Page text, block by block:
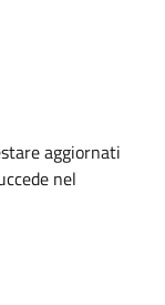
aggiornati
nel